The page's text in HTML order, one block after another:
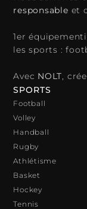
responsable et
1er
les sports :
Avec NOLT,
SPORTS
Football
Volley
Handball
Rugby
Athlétisme
Basket
Hockey
Tennis